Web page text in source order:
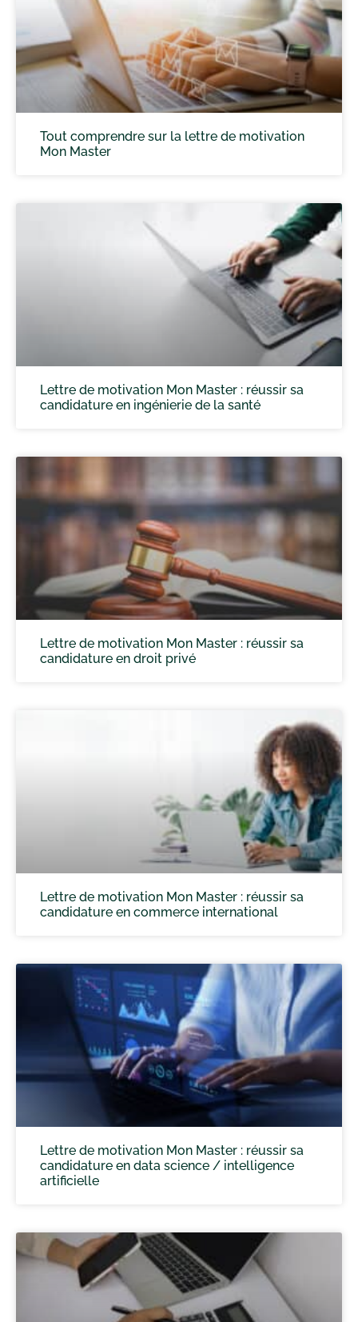
Tout comprendre sur la lettre de motivation
Mon Master
Lettre de motivation Mon Master : réussir sa
candidature en ingénierie de la santé
Lettre de motivation Mon Master : réussir sa
candidature en droit privé
Lettre de motivation Mon Master : réussir sa
candidature en commerce international
Lettre de motivation Mon Master : réussir sa
candidature en data science / intelligence
artificielle